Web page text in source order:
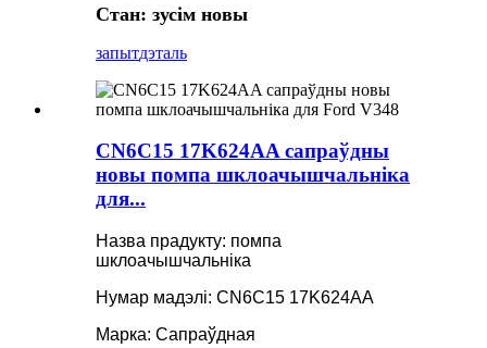
Стан: зусім новы
запытдэталь
CN6C15 17K624AA сапраўдны
новы помпа шклоачышчальніка
для...
Назва прадукту: помпа
шклоачышчальніка
Нумар мадэлі: CN6C15 17K624AA
Марка: Сапраўдная